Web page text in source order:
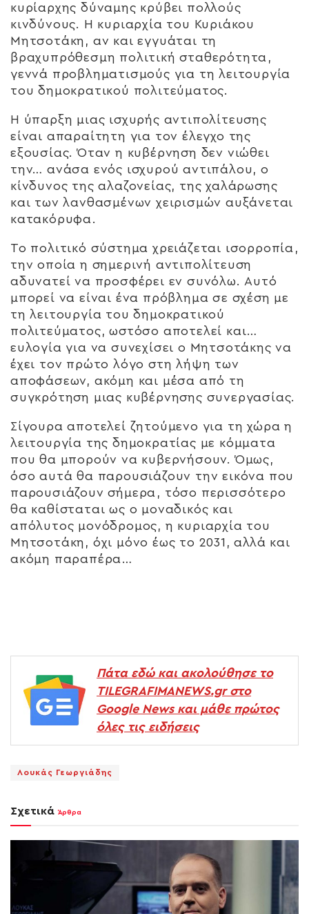
κυρίαρχης δύναμης κρύβει πολλούς
κινδύνους. Η κυριαρχία του Κυριάκου
Μητσοτάκη, αν και εγγυάται τη
βραχυπρόθεσμη πολιτική σταθερότητα,
γεννά προβληματισμούς για τη λειτουργία
του δημοκρατικού πολιτεύματος.
Η ύπαρξη μιας ισχυρής αντιπολίτευσης
είναι απαραίτητη για τον έλεγχο της
εξουσίας. Όταν η κυβέρνηση δεν νιώθει
την… ανάσα ενός ισχυρού αντιπάλου, ο
κίνδυνος της αλαζονείας, της χαλάρωσης
και των λανθασμένων χειρισμών αυξάνεται
κατακόρυφα.
Το πολιτικό σύστημα χρειάζεται ισορροπία,
την οποία η σημερινή αντιπολίτευση
αδυνατεί να προσφέρει εν συνόλω. Αυτό
μπορεί να είναι ένα πρόβλημα σε σχέση με
τη λειτουργία του δημοκρατικού
πολιτεύματος, ωστόσο αποτελεί και…
ευλογία για να συνεχίσει ο Μητσοτάκης να
έχει τον πρώτο λόγο στη λήψη των
αποφάσεων, ακόμη και μέσα από τη
συγκρότηση μιας κυβέρνησης συνεργασίας.
Σίγουρα αποτελεί ζητούμενο για τη χώρα η
λειτουργία της δημοκρατίας με κόμματα
που θα μπορούν να κυβερνήσουν. Όμως,
όσο αυτά θα παρουσιάζουν την εικόνα που
παρουσιάζουν σήμερα, τόσο περισσότερο
θα καθίσταται ως ο μοναδικός και
απόλυτος μονόδρομος, η κυριαρχία του
Μητσοτάκη, όχι μόνο έως το 2031, αλλά και
ακόμη παραπέρα…
Πάτα εδώ και ακολούθησε το
TILEGRAFIMANEWS.gr στο
Google News και μάθε πρώτος
όλες τις ειδήσεις
Λουκάς Γεωργιάδης
Σχετικά Άρθρα